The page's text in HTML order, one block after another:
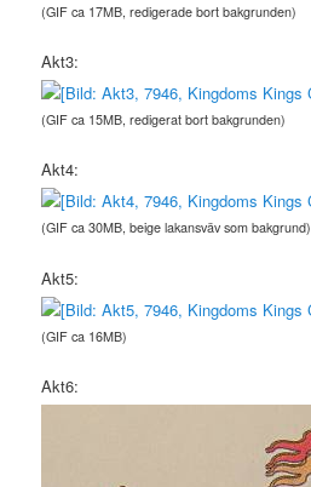
(GIF ca 17MB, redigerade bort bakgrunden)
Akt3:
(GIF ca 15MB, redigerat bort bakgrunden)
Akt4:
(GIF ca 30MB, beige lakansväv som bakgrund)
Akt5:
(GIF ca 16MB)
Akt6: